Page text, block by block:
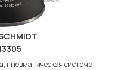
пневматическая система